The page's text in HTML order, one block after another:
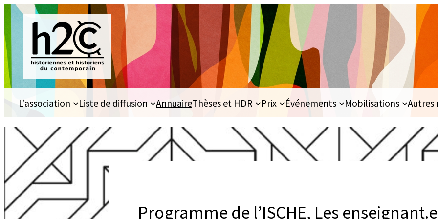
Aller
au
contenu
L’association Liste de diffusion AnnuaireThèses et HDR Prix Événements Mobilisations Autres
Programme de l’ISCHE, Les